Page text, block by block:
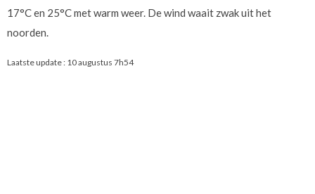
17°C en 25°C met warm weer. De wind waait zwak uit het
noorden.
Laatste update : 10 augustus 7h54